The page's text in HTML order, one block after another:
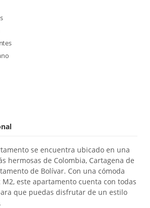
se encuentra ubicado en una
hermosas de Colombia, Cartagena de
de Bolívar. Con una cómoda
este apartamento cuenta con todas
que puedas disfrutar de un estilo